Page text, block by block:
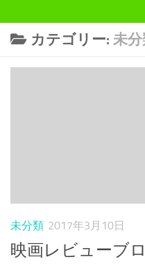
カテゴリー: 未
未分類 2017年3月10日
映画レビューブ